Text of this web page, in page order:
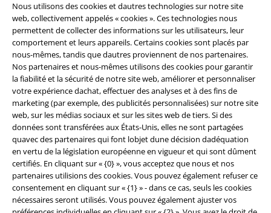
Nous utilisons des cookies et dautres technologies sur notre site
web, collectivement appelés « cookies ». Ces technologies nous
permettent de collecter des informations sur les utilisateurs, leur
comportement et leurs appareils. Certains cookies sont placés par
nous-mêmes, tandis que dautres proviennent de nos partenaires.
Nos partenaires et nous-mêmes utilisons des cookies pour garantir
la fiabilité et la sécurité de notre site web, améliorer et personnaliser
votre expérience dachat, effectuer des analyses et à des fins de
marketing (par exemple, des publicités personnalisées) sur notre site
web, sur les médias sociaux et sur les sites web de tiers. Si des
données sont transférées aux États-Unis, elles ne sont partagées
quavec des partenaires qui font lobjet dune décision dadéquation
en vertu de la législation européenne en vigueur et qui sont dûment
certifiés. En cliquant sur « {0} », vous acceptez que nous et nos
partenaires utilisions des cookies. Vous pouvez également refuser ce
consentement en cliquant sur « {1} » - dans ce cas, seuls les cookies
nécessaires seront utilisés. Vous pouvez également ajuster vos
Légal
Conditions générales
Éditeur